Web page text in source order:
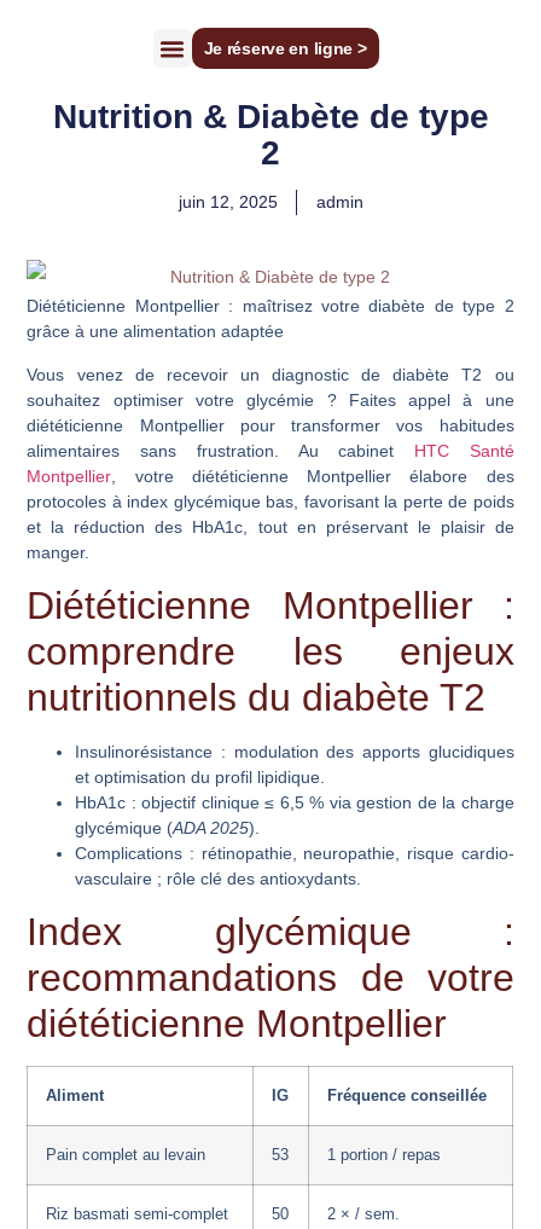
Je réserve en ligne >
Nutrition & Diabète de type
2
juin 12, 2025 admin
Diététicienne Montpellier : maîtrisez votre diabète de type 2
grâce à une alimentation adaptée
Vous venez de recevoir un diagnostic de diabète T2 ou
souhaitez optimiser votre glycémie ? Faites appel à une
diététicienne Montpellierpour transformer vos habitudes
alimentaires sans frustration. Au cabinet HTC Santé
Montpellier , votre diététicienne Montpellier élabore des
protocoles à index glycémique bas, favorisant la perte de poids
et la réduction des HbA1c, tout en préservant le plaisir de
manger.
Diététicienne Montpellier :
comprendre les enjeux
nutritionnels du diabète T2
Insulinorésistance : modulation des apports glucidiques
et optimisation du profil lipidique.
HbA1c : objectif clinique ≤ 6,5 % via gestion de la charge
glycémique (ADA 2025).
Complications : rétinopathie, neuropathie, risque cardio-
vasculaire ; rôle clé des antioxydants.
Index glycémique :
recommandations de votre
diététicienne Montpellier
Aliment IG Fréquence conseillée
Pain complet au levain 53 1 portion / repas
Riz basmati semi-complet 50 2 × / sem.